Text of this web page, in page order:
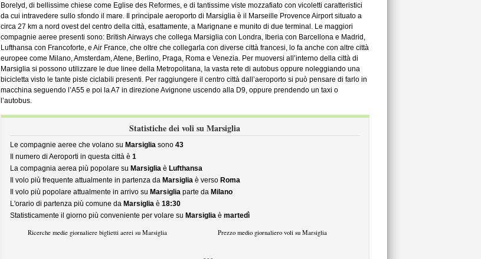
Borelyd, di bellissime chiese come Eglise des Reformes, e di tantissime viste mozzafiato con vicoletti caratteristici
da cui intravedere sullo sfondo il mare. Il principale aeroporto di Marsiglia è il Marseille Provence Airport situato a
circa 27 km a nord ovest del centro della città, esattamente, a Marignane e munito di due terminal. Le maggiori
compagnie aeree presenti sono: British Airways che collega Marsiglia con Londra, Iberia con Barcellona e Madrid,
Lufthansa con Francoforte, e Air France, che oltre che collegarla con diverse città francesi, lo fa anche con altre città
europee come Milano, Amsterdam, Atene, Berlino, Praga, Roma e Venezia. Per muoversi all’interno della città di
Marsiglia si possono utilizzare le due linee della Metropolitana, la vasta rete di autobus oppure noleggiando una
bicicletta visto le tante piste ciclabili presenti. Per raggiungere il centro città dall’aeroporto si può pensare di farlo in
macchina seguendo l’A55 e poi la A7 in direzione Avignone uscendo alla D9, oppure prendendo un taxi o
l’autobus.
Statistiche dei voli su Marsiglia
Le compagnie aeree che volano su Marsigliasono 43
Il numero di Aeroporti in questa città è 1
La compagnia aerea più popolare su Marsigliaè Lufthansa
Il volo più frequente attualmente in partenza da Marsigliaè verso Roma
Il volo più popolare attualmente in arrivo su Marsigliaparte da Milano
L'orario di partenza più comune da Marsigliaè 18:30
Statisticamente il giorno più conveniente per volare su Marsigliaè martedì
Ricerche medie giornaliere biglietti aerei su Marsiglia Prezzo medio giornaliero voli su Marsiglia